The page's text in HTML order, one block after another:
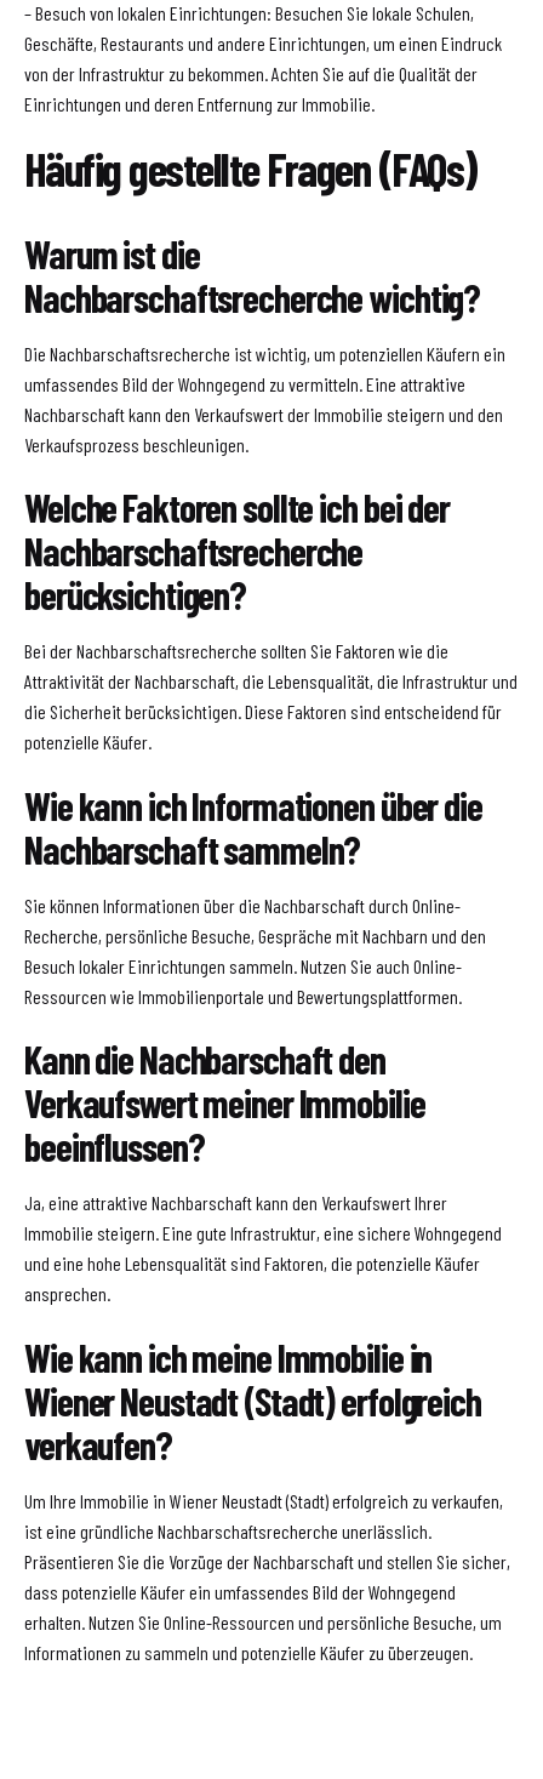
– Besuch von lokalen Einrichtungen: Besuchen Sie lokale Schulen,
Geschäfte, Restaurants und andere Einrichtungen, um einen Eindruck
von der Infrastruktur zu bekommen. Achten Sie auf die Qualität der
Einrichtungen und deren Entfernung zur Immobilie.
Häufig gestellte Fragen (FAQs)
Warum ist die
Nachbarschaftsrecherche wichtig?
Die Nachbarschaftsrecherche ist wichtig, um potenziellen Käufern ein
umfassendes Bild der Wohngegend zu vermitteln. Eine attraktive
Nachbarschaft kann den Verkaufswert der Immobilie steigern und den
Verkaufsprozess beschleunigen.
Welche Faktoren sollte ich bei der
Nachbarschaftsrecherche
berücksichtigen?
Bei der Nachbarschaftsrecherche sollten Sie Faktoren wie die
Attraktivität der Nachbarschaft, die Lebensqualität, die Infrastruktur und
die Sicherheit berücksichtigen. Diese Faktoren sind entscheidend für
potenzielle Käufer.
Wie kann ich Informationen über die
Nachbarschaft sammeln?
Sie können Informationen über die Nachbarschaft durch Online-
Recherche, persönliche Besuche, Gespräche mit Nachbarn und den
Besuch lokaler Einrichtungen sammeln. Nutzen Sie auch Online-
Ressourcen wie Immobilienportale und Bewertungsplattformen.
Kann die Nachbarschaft den
Verkaufswert meiner Immobilie
beeinflussen?
Ja, eine attraktive Nachbarschaft kann den Verkaufswert Ihrer
Immobilie steigern. Eine gute Infrastruktur, eine sichere Wohngegend
und eine hohe Lebensqualität sind Faktoren, die potenzielle Käufer
ansprechen.
Wie kann ich meine Immobilie in
Wiener Neustadt (Stadt) erfolgreich
verkaufen?
Um Ihre Immobilie in Wiener Neustadt (Stadt) erfolgreich zu verkaufen,
ist eine gründliche Nachbarschaftsrecherche unerlässlich.
Präsentieren Sie die Vorzüge der Nachbarschaft und stellen Sie sicher,
dass potenzielle Käufer ein umfassendes Bild der Wohngegend
erhalten. Nutzen Sie Online-Ressourcen und persönliche Besuche, um
Informationen zu sammeln und potenzielle Käufer zu überzeugen.